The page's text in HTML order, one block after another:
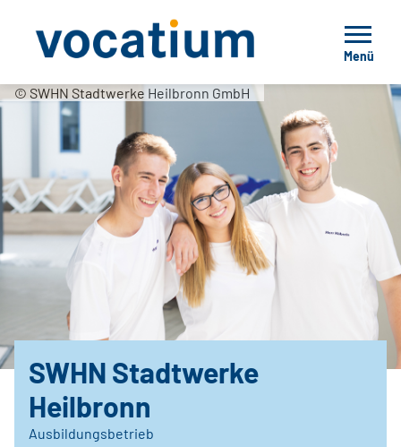
Menü
© SWHN Stadtwerke Heilbronn GmbH
SWHN Stadtwerke
Heilbronn
Ausbildungsbetrieb